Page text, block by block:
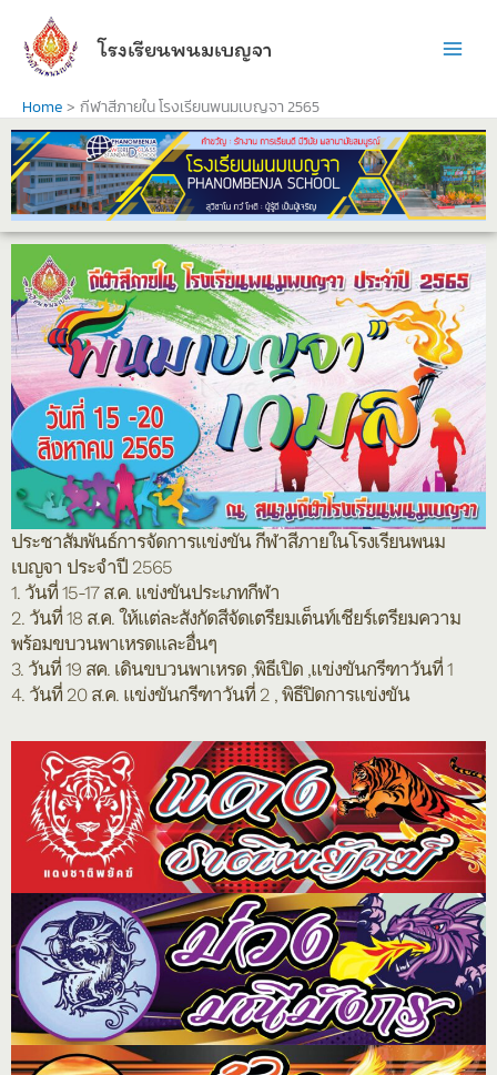
content
โรงเรียนพนมเบญจา
Home กีฬาสีภายใน โรงเรียนพนมเบญจา 2565
ประชาสัมพันธ์การจัดการแข่งขัน กีฬาสีภายในโรงเรียนพนม
เบญจา ประจำปี 2565
1. วันที่ 15-17 ส.ค. แข่งขันประเภทกีฬา
2. วันที่ 18 ส.ค. ให้แต่ละสังกัดสีจัดเตรียมเต็นท์เชียร์เตรียมความ
พร้อมขบวนพาเหรดและอื่นๆ
3. วันที่ 19 สค. เดินขบวนพาเหรด ,พิธีเปิด ,แข่งขันกรีฑาวันที่ 1
4. วันที่ 20 ส.ค. แข่งขันกรีฑาวันที่ 2 , พิธีปิดการแข่งขัน